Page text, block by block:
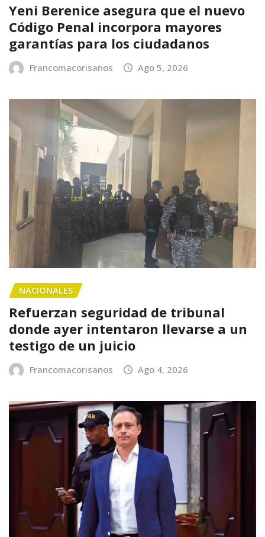
Yeni Berenice asegura que el nuevo
Código Penal incorpora mayores
garantías para los ciudadanos
Francomacorisanos Ago 5, 2026
NACIONALES
Refuerzan seguridad de tribunal
donde ayer intentaron llevarse a un
testigo de un juicio
Francomacorisanos Ago 4, 2026